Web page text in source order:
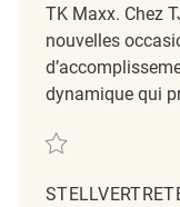
TK Maxx. Chez
nouvelles
dynamique qui
Sauvegarder